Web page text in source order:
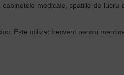
medicale, spatiile de
Este utilizat frecvent pentru